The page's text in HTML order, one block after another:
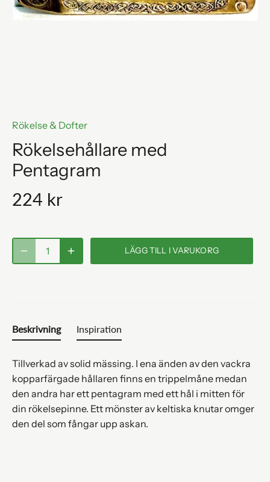
Rökelse & Dofter
Rökelsehållare med
Pentagram
224 kr
LÄGG TILL I VARUKORG
Beskrivning
Tillverkad av solid mässing. I ena änden av den vackra
kopparfärgade hållaren finns en trippelmåne medan
den andra har ett pentagram med ett hål i mitten för
din rökelsepinne. Ett mönster av keltiska knutar omger
den del som fångar upp askan.
Inspiration